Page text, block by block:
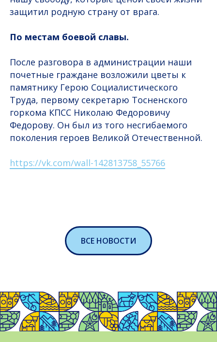
защитил родную страну от врага.
По местам боевой славы.
После разговора в администрации наши
почетные граждане возложили цветы к
памятнику Герою Социалистического
Труда, первому секретарю Тосненского
горкома КПСС Николаю Федоровичу
Федорову. Он был из того несгибаемого
поколения героев Великой Отечественной.
https://vk.com/wall-142813758_55766
ВСЕ НОВОСТИ